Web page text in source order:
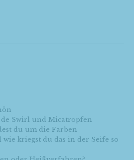
Swirl und Micatropfen
du um die Farben
kriegst du das in der Seife so